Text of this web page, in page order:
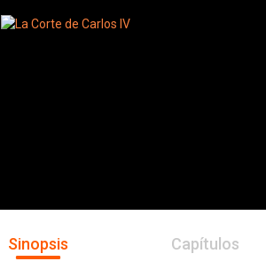
Sinopsis Capítulos